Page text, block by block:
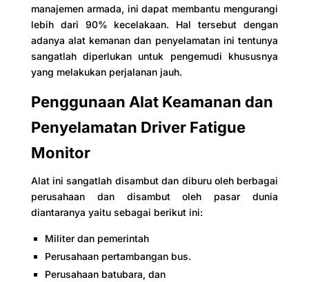
manajemen armada, ini dapat membantu mengurangi
lebih dari 90% kecelakaan. Hal tersebut dengan
adanya alat kemanan dan penyelamatan ini tentunya
sangatlah diperlukan untuk pengemudi khususnya
yang melakukan perjalanan jauh.
Penggunaan Alat Keamanan dan
Penyelamatan Driver Fatigue
Monitor
Alat ini sangatlah disambut dan diburu oleh berbagai
perusahaan dan disambut oleh pasar dunia
diantaranya yaitu sebagai berikut ini:
Militer dan pemerintah
Perusahaan pertambangan bus.
Perusahaan batubara, dan